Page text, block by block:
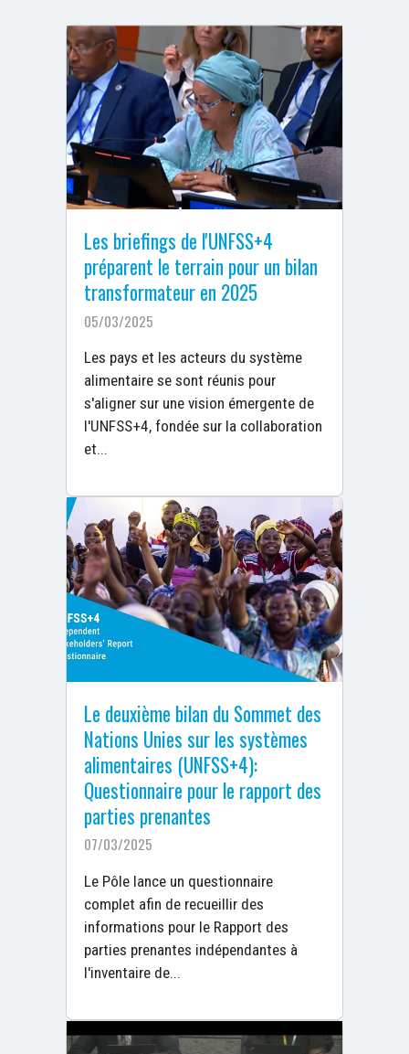
Les briefings de l'UNFSS+4
préparent le terrain pour un bilan
transformateur en 2025
05/03/2025
Les pays et les acteurs du système
alimentaire se sont réunis pour
s'aligner sur une vision émergente de
l'UNFSS+4, fondée sur la collaboration
et...
Le deuxième bilan du Sommet des
Nations Unies sur les systèmes
alimentaires (UNFSS+4):
Questionnaire pour le rapport des
parties prenantes
07/03/2025
Le Pôle lance un questionnaire
complet afin de recueillir des
informations pour le Rapport des
parties prenantes indépendantes à
l'inventaire de...